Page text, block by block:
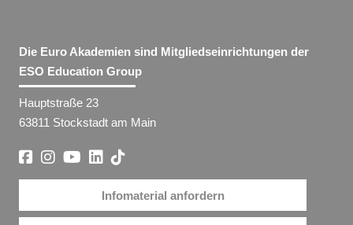
Die Euro Akademien sind Mitgliedseinrichtungen der
ESO Education Group
Hauptstraße 23
63811 Stockstadt am Main
Infomaterial anfordern